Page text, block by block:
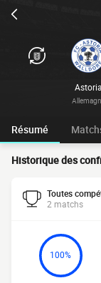
Astoria
Résumé
Historique des
Toutes
2 matchs
100%